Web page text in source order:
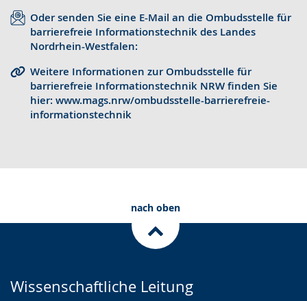
Oder senden Sie eine E-Mail an die Ombudsstelle für
barrierefreie Informationstechnik des Landes
Nordrhein-Westfalen:
Weitere Informationen zur Ombudsstelle für
barrierefreie Informationstechnik NRW finden Sie
hier: www.mags.nrw/ombudsstelle-barrierefreie-
informationstechnik
c
e
s
t
.
e
r
p
w
nach oben
Wissenschaftliche Leitung